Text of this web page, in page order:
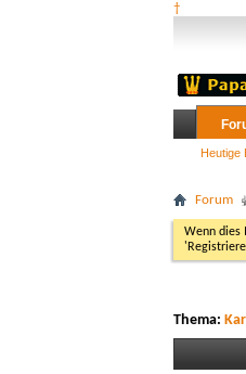
†
Heutige
Forum
Wenn dies
Thema: